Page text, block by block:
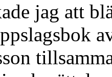
jag att